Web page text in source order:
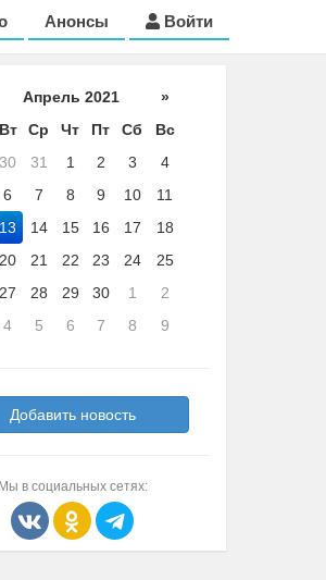
Анонсы Войти
Апрель 2021
»
Вт Ср Чт Пт Сб
Вс
30 31 1 2 3
4
6 7 8 9 10
11
13 14 15 16 17
18
20 21 22 23 24
25
27 28 29 30 1
2
4 5 6 7 8 9
Добавить новость
Мы в социальных сетях: